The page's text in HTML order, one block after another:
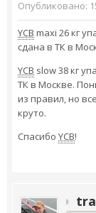
Опубликовано:
YCB maxi 26 кг
сдана в ТК в
YCB slow 38 кг
ТК в Москве.
из правил, но
круто.
Спасибо YCB!